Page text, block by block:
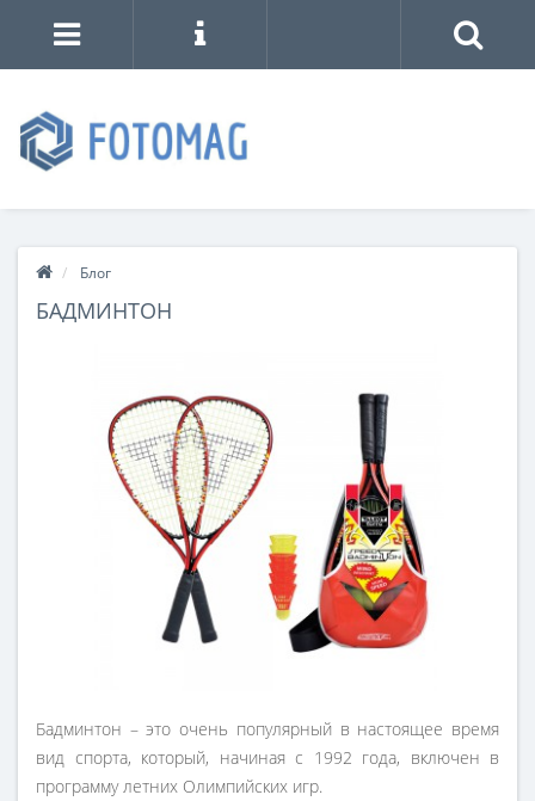
Блог
БАДМИНТОН
Бадминтон – это очень популярный в настоящее время
вид спорта, который, начиная с 1992 года, включен в
программу летних Олимпийских игр.